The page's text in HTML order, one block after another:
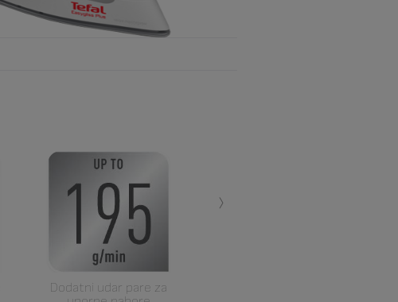
Dodatni udar pare za
›